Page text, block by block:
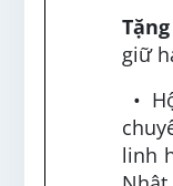
giữ
•
linh